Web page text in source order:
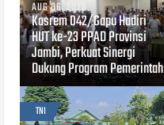
AUG 06, 2026
Kasrem 042/Gapu Hadiri
HUT ke-23 PPAD Provinsi
Jambi, Perkuat Sinergi
Dukung Program Pemerintah
TNI